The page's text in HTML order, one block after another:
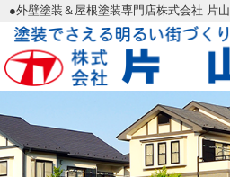
●外壁塗装＆屋根塗装専門店株式会社 片山